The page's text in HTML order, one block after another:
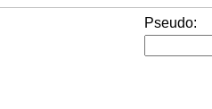
Pseudo: